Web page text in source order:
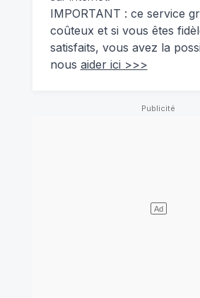
IMPORTANT : ce service
coûteux et si vous êtes
satisfaits, vous avez la
nous aider ici >>>